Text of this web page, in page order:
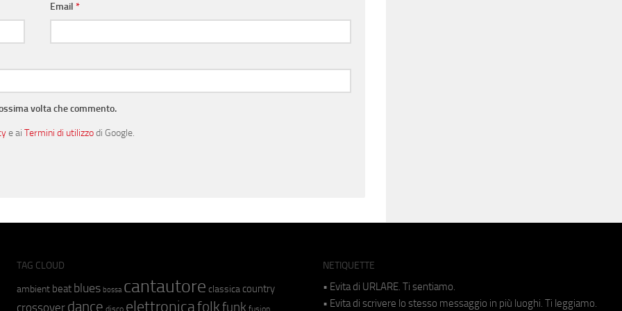
Email*
volta che commento.
e ai Termini di utilizzodi Google.
TAG CLOUD
ambient beat blues bossa cantautore classica country
crossover dance elettronicafolkfunk fusion
NETIQUETTE
• Evita di URLARE. Ti sentiamo.
• Evita di scrivere lo stesso messaggio in più luoghi. Ti leggiamo.